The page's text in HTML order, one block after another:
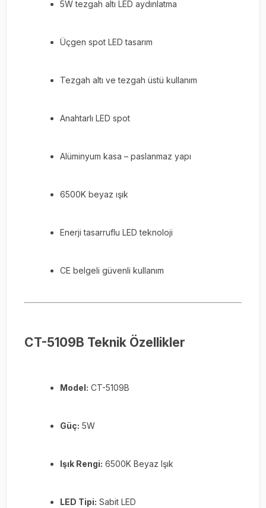
5W tezgah altı LED aydınlatma
Üçgen spot LED tasarım
Tezgah altı ve tezgah üstü kullanım
Anahtarlı LED spot
Alüminyum kasa – paslanmaz yapı
6500K beyaz ışık
Enerji tasarruflu LED teknoloji
CE belgeli güvenli kullanım
CT-5109B Teknik Özellikler
Model: CT-5109B
Güç: 5W
Işık Rengi: 6500K Beyaz Işık
LED Tipi: Sabit LED